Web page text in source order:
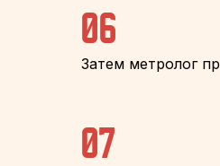
06
Затем метролог
07